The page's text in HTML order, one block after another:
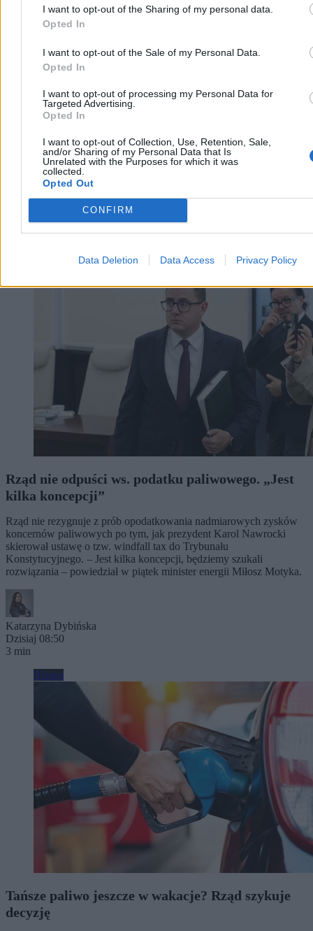
I want to opt-out of the Sharing of my personal data.
Opted In
I want to opt-out of the Sale of my Personal Data.
Opted In
I want to opt-out of processing my Personal Data for
Targeted Advertising.
Opted In
I want to opt-out of Collection, Use, Retention, Sale,
and/or Sharing of my Personal Data that Is
Unrelated with the Purposes for which it was
collected.
Opted Out
CONFIRM
Data Deletion Data Access Privacy Policy
Katarzyna Dybińska
Reklama
Rząd nie odpuści ws. podatku paliwowego. „Jest
kilka koncepcji”
Rząd nie rezygnuje z prób opodatkowania nadmiarowych zysków
koncernów paliwowych po tym, jak prezydent Karol Nawrocki
skierował ustawę o tzw. windfall tax do Trybunału
Konstytucyjnego. – Jest kilka koncepcji, będziemy szukali
rozwiązania – powiedział w piątek minister energii Miłosz Motyka.
Katarzyna Dybińska
Dzisiaj 08:50
3 min
Biznes
Tańsze paliwo jeszcze w wakacje? Rząd szykuje
decyzję